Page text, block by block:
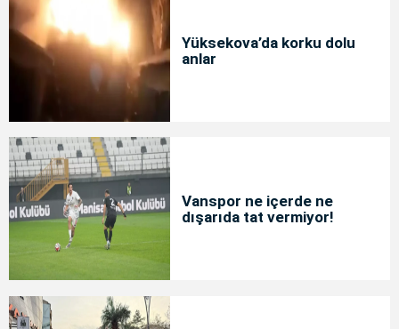
Yüksekova’da korku dolu
anlar
Vanspor ne içerde ne
dışarıda tat vermiyor!